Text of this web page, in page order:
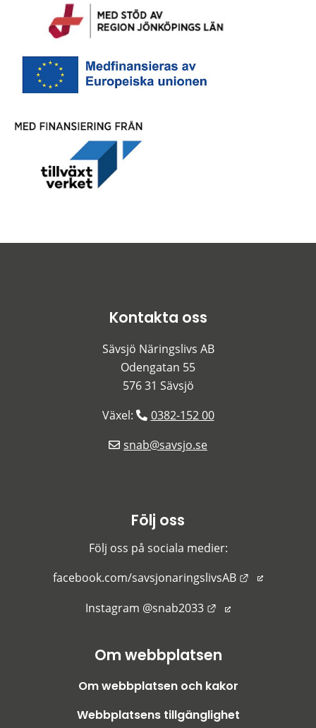
Kontakta oss
Sävsjö Näringslivs AB
Odengatan 55
576 31 Sävsjö
Växel:
0382-152 00
snab@savsjo.se
Följ oss
Följ oss på sociala medier:
facebook.com/savsjonaringslivsAB
Länk till
Instagram @snab2033 Länk till annan
Om webbplatsen
Om webbplatsen och kakor
Webbplatsens tillgänglighet